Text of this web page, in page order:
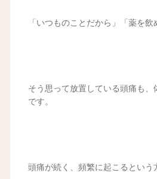
「いつものことだから」「薬を飲
そう思って放置している頭痛も、
です。
頭痛が続く、頻繁に起こるという